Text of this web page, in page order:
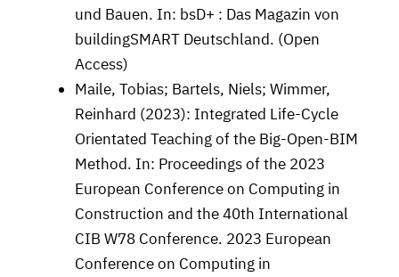
und Bauen. In: bsD+ : Das Magazin von
buildingSMART Deutschland. (Open
Access)
Maile, Tobias; Bartels, Niels; Wimmer,
Reinhard (2023): Integrated Life-Cycle
Orientated Teaching of the Big-Open-BIM
Method. In: Proceedings of the 2023
European Conference on Computing in
Construction and the 40th International
CIB W78 Conference. 2023 European
Conference on Computing in